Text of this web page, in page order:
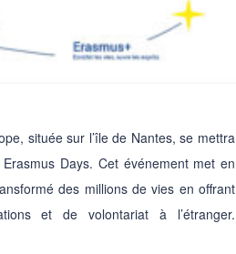
située sur l’île de Nantes, se mettra
Days. Cet événement met en
des millions de vies en offrant
et de volontariat à l’étranger.